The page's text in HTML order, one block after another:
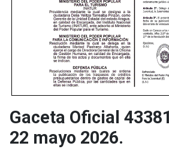
Gaceta Oficial
22 mayo 2026.